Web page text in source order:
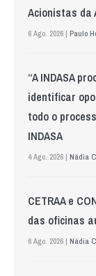
Acionistas da
6 Ago. 2026 | Paulo
“A INDASA
identificar
todo o
INDASA
4 Ago. 2026 | Nádia
CETRAA e
das oficinas
6 Ago. 2026 | Nádia